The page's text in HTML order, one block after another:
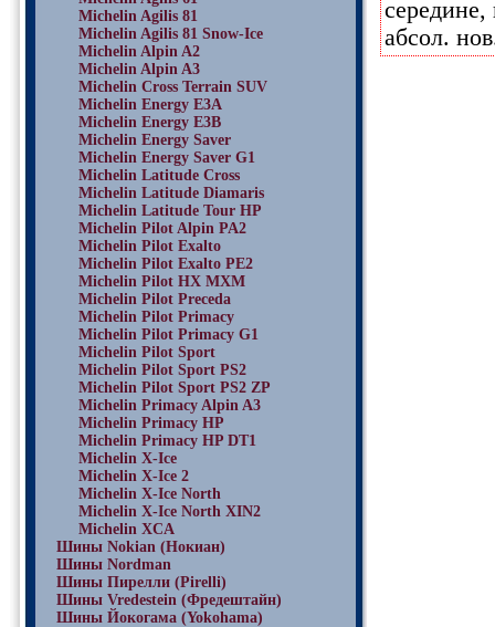
Michelin Agilis 81
Michelin Agilis 81 Snow-Ice
Michelin Alpin A2
Michelin Alpin A3
Michelin Cross Terrain SUV
Michelin Energy E3A
Michelin Energy E3B
Michelin Energy Saver
Michelin Energy Saver G1
Michelin Latitude Cross
Michelin Latitude Diamaris
Michelin Latitude Tour HP
Michelin Pilot Alpin PA2
Michelin Pilot Exalto
Michelin Pilot Exalto PE2
Michelin Pilot HX MXM
Michelin Pilot Preceda
Michelin Pilot Primacy
Michelin Pilot Primacy G1
Michelin Pilot Sport
Michelin Pilot Sport PS2
Michelin Pilot Sport PS2 ZP
Michelin Primacy Alpin A3
Michelin Primacy HP
Michelin Primacy HP DT1
Michelin X-Ice
Michelin X-Ice 2
Michelin X-Ice North
Michelin X-Ice North XIN2
Michelin XCA
Шины Nokian (Нокиан)
Шины Nordman
Шины Пирелли (Pirelli)
Шины Vredestein (Фредештайн)
Шины Йокогама (Yokohama)
абсол.